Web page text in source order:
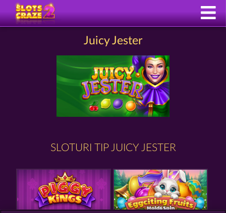
Juicy Jester
SLOTURI TIP JUICY JESTER